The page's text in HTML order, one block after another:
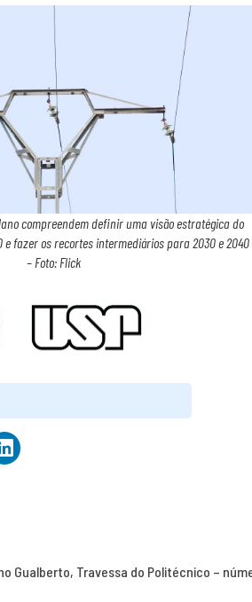
compreendem definir uma visão estratégica do
fazer os recortes intermediários para 2030 e 2040
– Foto: Flick
Gualberto, Travessa do Politécnico –